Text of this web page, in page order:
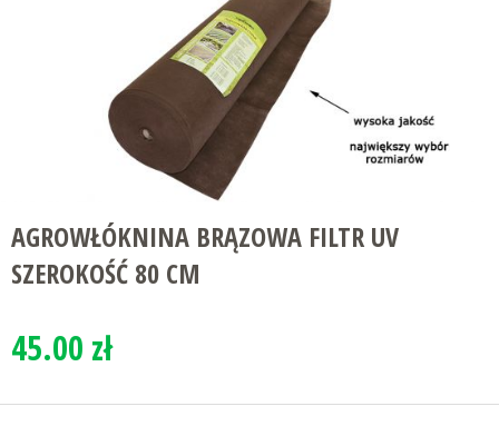
AGROWŁÓKNINA BRĄZOWA FILTR UV
SZEROKOŚĆ 80 CM
45.00 zł